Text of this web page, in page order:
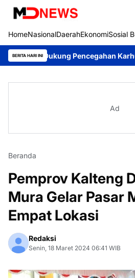
HomeNasionalDaerahEkonomiSosial
BERITA HARI INI
Pencegahan Karhutla di
Ad
Beranda
Pemprov Kalteng
Mura Gelar Pasar
Empat Lokasi
Redaksi
Senin, 18 Maret 2024 06:41 WIB